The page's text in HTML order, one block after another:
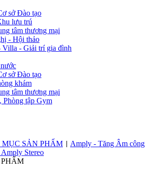
sở Đào tạo
lưu trú
tâm thương mại
- Hội thảo
Villa - Giải trí gia đình
sở Đào tạo
khám
tâm thương mại
Phòng tập Gym
SẢN PHẨM
Amply - Tăng Âm công
Stereo